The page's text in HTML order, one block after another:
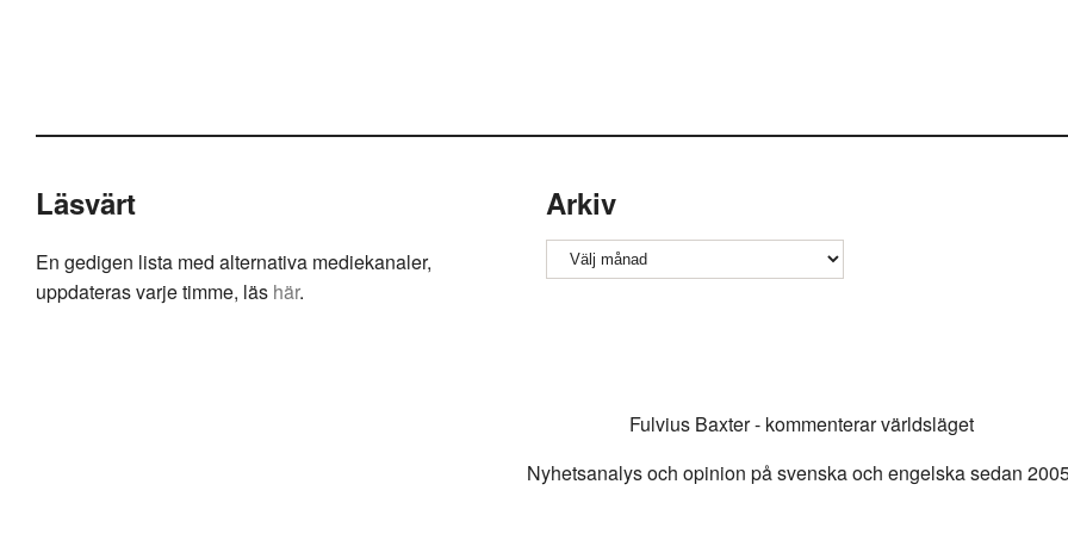
Läsvärt
En gedigen lista med alternativa mediekanaler,
uppdateras varje timme, läs här.
Arkiv
Arkiv
Fulvius Baxter - kommenterar världsläget
Nyhetsanalys och opinion på svenska och engelska sedan